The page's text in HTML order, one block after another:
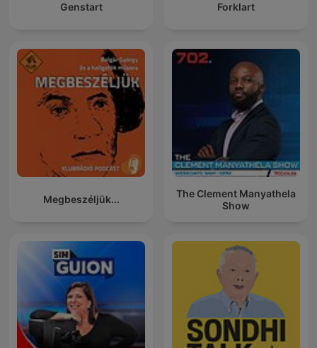
Genstart Forklart
Megbeszéljük...
The Clement Manyathela
Show